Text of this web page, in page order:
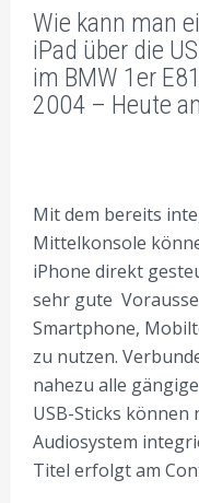
BMW AUTORADIO
Wie kann man
iPad über die
im BMW 1er
2004 – Heute
Mit dem bereits
Mittelkonsole
iPhone direkt
sehr gute
Smartphone,
zu nutzen.
nahezu alle
USB-Sticks können
Audiosystem
Titel erfolgt am